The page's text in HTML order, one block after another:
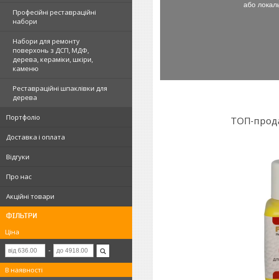
Професійні реставраційні
набори
Набори для ремонту
поверхонь з ДСП, МДФ,
дерева, кераміки, шкіри,
каменю
Реставраційні шпаклівки для
дерева
Портфоліо
Доставка і оплата
Відгуки
Про нас
Акційні товари
ФІЛЬТРИ
Ціна
В наявності
або
ТОП-